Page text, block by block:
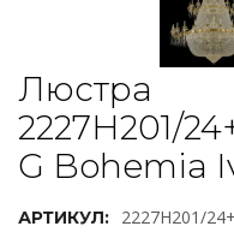
Люстра
2227H201/
G Bohemia
АРТИКУЛ: 2227H201/